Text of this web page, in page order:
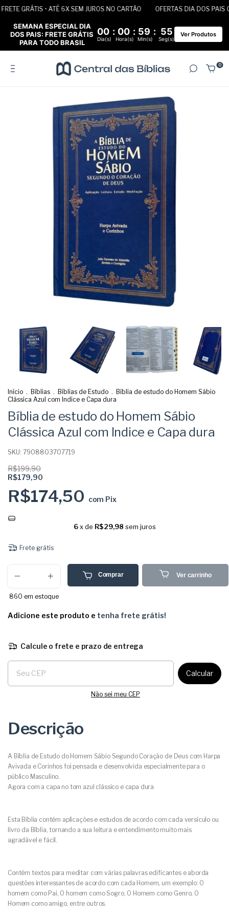
GRÁTIS • ATÉ 6X SEM JUROS NO CARTÃO OFERTAS DIA DOS PAIS
SEMANA ESPECIAL DIA
DOS PAIS: FRETE GRÁTIS
PARA TODO BRASIL
00 : 00 : 59 : 55
Dia(s) Hora(s) Min(s) Seg(s)
Ver Produtos
0
Início . Bíblias . Bíblias de Estudo . Bíblia de estudo do Homem Sábio
Clássica Azul com Indice e Capa dura
Bíblia de estudo do Homem Sábio
Clássica Azul com Indice e Capa dura
SKU: 7908803707719
R$199,90
R$179,90
R$174,50 com Pix
6 x de R$29,98 sem juros
Frete grátis
860 em estoque
Comprar Ver carrinho
Adicione este produto e tenha frete grátis!
Calcule o frete e prazo de entrega
Entregas para o CEP:
Calcular
Não sei meu CEP
Descrição
A Bíblia de Estudo do Homem Sábio Segundo Coração de Deus com Harpa
Avivada e Corinhos foi pensada e desenvolvida especialmente para o
público Masculino.
Agora com a capa no tom azul clássico e capa dura
Esta Bíblia contém aplicações e estudos de acordo com cada versículo ou
livro da Bíblia, tornando a sua leitura e entendimento muito mais
agradável e fácil.
Contém textos para meditar com várias palavras edificantes e aborda
questões interessantes de acordo com cada Homem, um exemplo: O
homem como Pai, O homem como Sogro, O Homem como Genro, O
Homem como amigo, entre outros.